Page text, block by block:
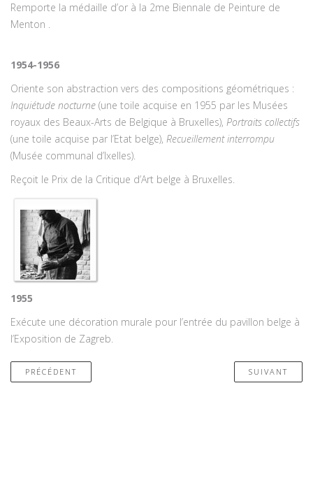
Remporte la médaille d’or à la 2me Biennale de Peinture de
Menton .
1954-1956
Oriente son abstraction vers des compositions géométriques :
Inquiétude nocturne (une toile acquise en 1955 par les Musées
royaux des Beaux-Arts de Belgique à Bruxelles), Portraits collectifs
(une toile acquise par l’Etat belge), Recueillement interrompu
(Musée communal d’Ixelles).
Reçoit le Prix de la Critique d’Art belge à Bruxelles.
1955
Exécute une décoration murale pour l’entrée du pavillon belge à
l’Exposition de Zagreb.
PRÉCÉDENT SUIVANT